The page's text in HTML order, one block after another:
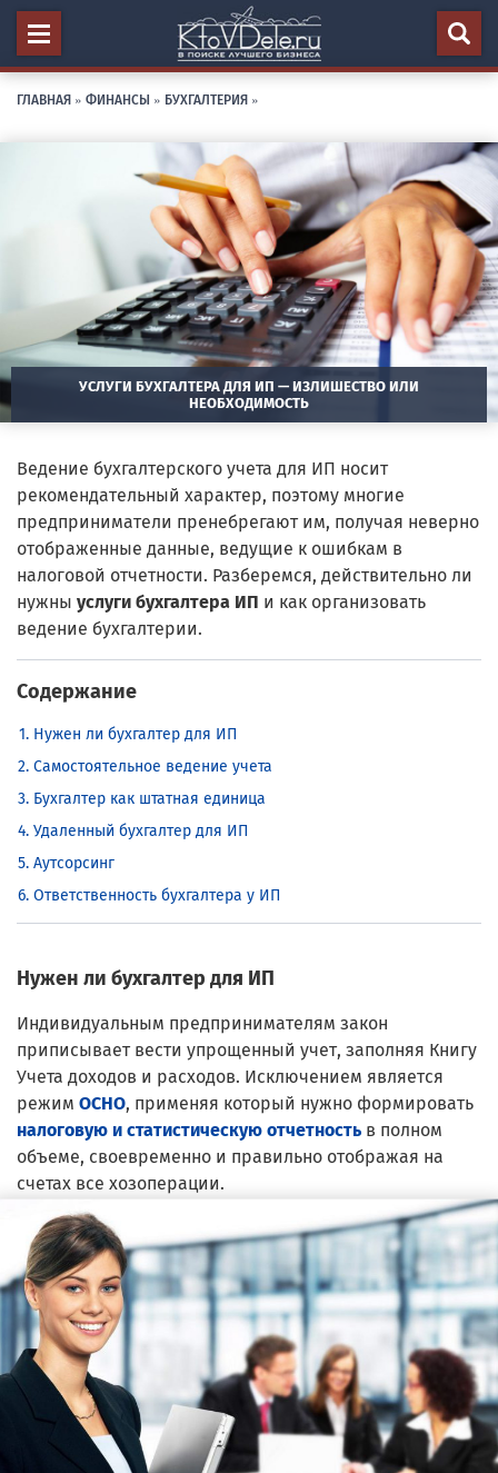
ГЛАВНАЯ » ФИНАНСЫ » БУХГАЛТЕРИЯ »
УСЛУГИ БУХГАЛТЕРА ДЛЯ ИП — ИЗЛИШЕСТВО ИЛИ
НЕОБХОДИМОСТЬ
Ведение бухгалтерского учета для ИП носит
рекомендательный характер, поэтому многие
предприниматели пренебрегают им, получая неверно
отображенные данные, ведущие к ошибкам в
налоговой отчетности. Разберемся, действительно ли
нужны услуги бухгалтера ИП и как организовать
ведение бухгалтерии.
Содержание
Нужен ли бухгалтер для ИП
Самостоятельное ведение учета
Бухгалтер как штатная единица
Удаленный бухгалтер для ИП
Аутсорсинг
Ответственность бухгалтера у ИП
Нужен ли бухгалтер для ИП
Индивидуальным предпринимателям закон
приписывает вести упрощенный учет, заполняя Книгу
Учета доходов и расходов. Исключением является
режим ОСНО, применяя который нужно формировать
налоговую и статистическую отчетность в полном
объеме, своевременно и правильно отображая на
счетах все хозоперации.